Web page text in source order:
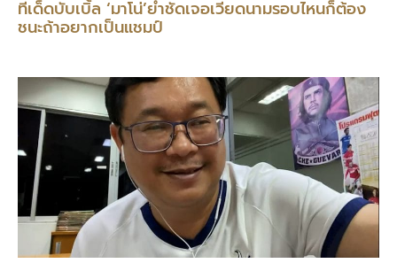
ทีเด็ดบับเบิ้ล ‘มาโน่’ย้ำชัดเจอเวียดนามรอบไหนก็ต้อง
ชนะถ้าอยากเป็นแชมป์